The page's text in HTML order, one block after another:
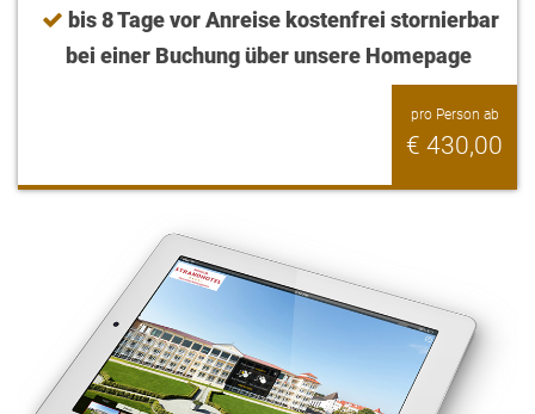
bis 8 Tage vor Anreise kostenfrei stornierbar
bei einer Buchung über unsere Homepage
pro Person ab
€ 430,00